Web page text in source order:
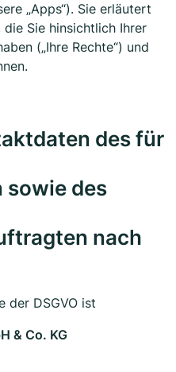
„Apps“). Sie erläutert
Sie hinsichtlich Ihrer
(„Ihre Rechte“) und
des für
des
nach
der DSGVO ist
& Co. KG